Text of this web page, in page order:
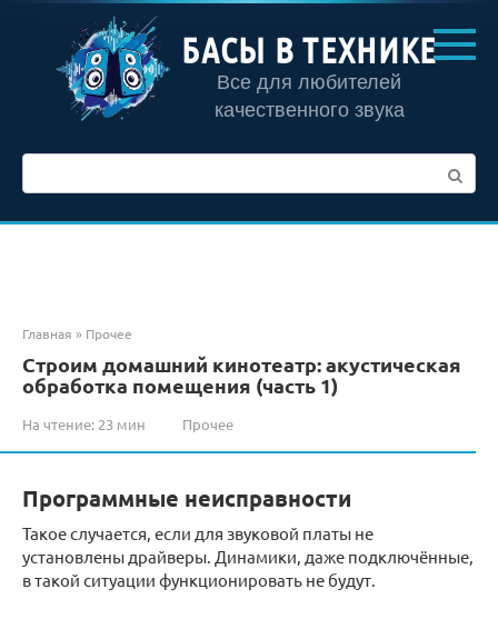
контенту
БАСЫ В ТЕХНИКЕ
Все для любителей
качественного звука
Главная » Прочее
Строим домашний кинотеатр: акустическая
обработка помещения (часть 1)
На чтение: 23 мин Прочее
Программные неисправности
Такое случается, если для звуковой платы не
установлены драйверы. Динамики, даже подключённые,
в такой ситуации функционировать не будут.